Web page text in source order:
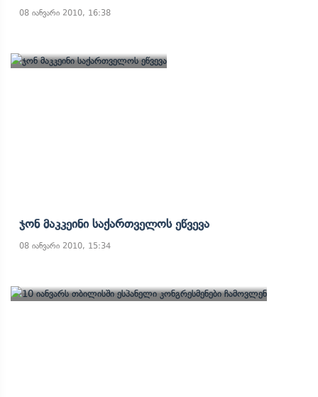
08 იანვარი 2010, 16:38
Ჯონ Მაკკეინი Საქართველოს Ეწვევა
08 იანვარი 2010, 15:34